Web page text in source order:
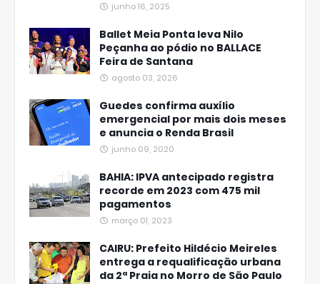
junho 16, 2025
Ballet Meia Ponta leva Nilo
Peçanha ao pódio no BALLACE
Feira de Santana
agosto 03, 2026
Guedes confirma auxílio
emergencial por mais dois meses
e anuncia o Renda Brasil
junho 09, 2020
BAHIA: IPVA antecipado registra
recorde em 2023 com 475 mil
pagamentos
março 01, 2023
CAIRU: Prefeito Hildécio Meireles
entrega a requalificação urbana
da 2ª Praia no Morro de São Paulo